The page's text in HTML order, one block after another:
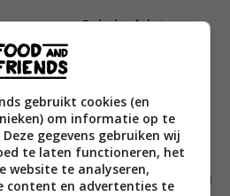
sauspan. Bak de sjalot en
is. Voeg daarna de
toe en bak, op hoog vuur,
en de kippenbouillon. Breng
gebruikt cookies (en
om informatie op te
gegevens gebruiken wij
te laten functioneren, het
website te analyseren,
content en advertenties te